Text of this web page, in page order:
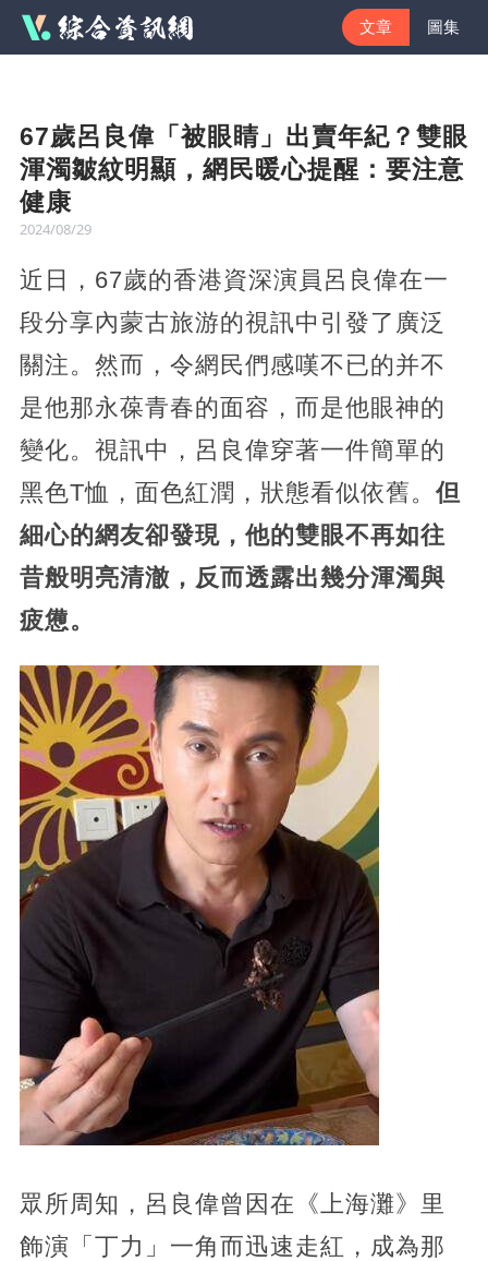
文章 圖集
67歲呂良偉「被眼睛」出賣年紀？雙眼
渾濁皺紋明顯，網民暖心提醒：要注意
健康
2024/08/29
近日，67歲的香港資深演員呂良偉在一
段分享內蒙古旅游的視訊中引發了廣泛
關注。然而，令網民們感嘆不已的并不
是他那永葆青春的面容，而是他眼神的
變化。視訊中，呂良偉穿著一件簡單的
黑色T恤，面色紅潤，狀態看似依舊。 但
細心的網友卻發現，他的雙眼不再如往
昔般明亮清澈，反而透露出幾分渾濁與
疲憊。
眾所周知， 呂良偉曾因在《上海灘》里
飾演「丁力」一角而迅速走紅，成為那